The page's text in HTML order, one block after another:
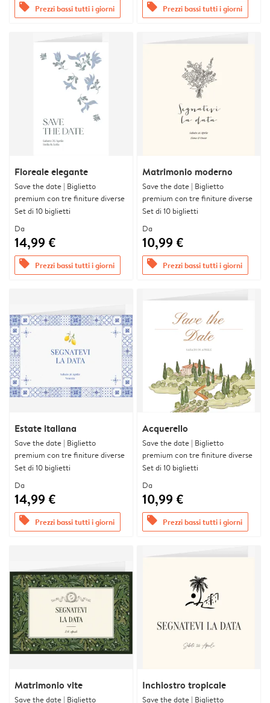
offers Prezzi bassi tutti i giorni offers Prezzi bassi tutti i giorni
Floreale elegante
Save the date | Biglietto
premium con tre finiture diverse
Set di 10 biglietti
Da
14,99 €
offers Prezzi bassi tutti i giorni
Matrimonio moderno
Save the date | Biglietto
premium con tre finiture diverse
Set di 10 biglietti
Da
10,99 €
offers Prezzi bassi tutti i giorni
Estate italiana
Save the date | Biglietto
premium con tre finiture diverse
Set di 10 biglietti
Da
14,99 €
offers Prezzi bassi tutti i giorni
Acquerello
Save the date | Biglietto
premium con tre finiture diverse
Set di 10 biglietti
Da
10,99 €
offers Prezzi bassi tutti i giorni
Matrimonio vite
Save the date | Biglietto
Inchiostro tropicale
Save the date | Biglietto